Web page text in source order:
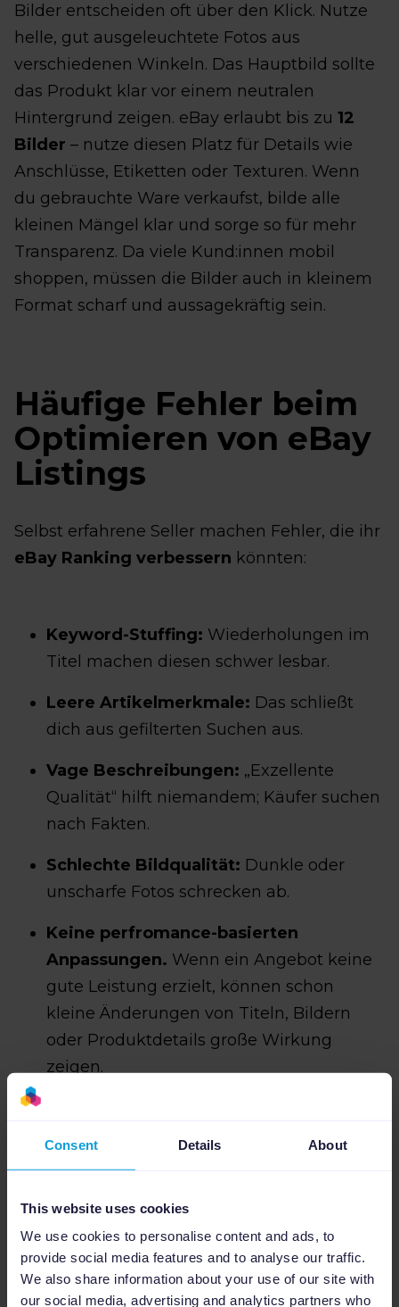
Consent Details About
This website uses cookies
We use cookies to personalise content and ads, to
provide social media features and to analyse our traffic.
We also share information about your use of our site with
our social media, advertising and analytics partners who
Bilder entscheiden oft über den Klick. Nutze
helle, gut ausgeleuchtete Fotos aus
verschiedenen Winkeln. Das Hauptbild sollte
das Produkt klar vor einem neutralen
Hintergrund zeigen. eBay erlaubt bis zu 12
Bilder – nutze diesen Platz für Details wie
Anschlüsse, Etiketten oder Texturen. Wenn
du gebrauchte Ware verkaufst, bilde alle
kleinen Mängel klar und sorge so für mehr
Transparenz. Da viele Kund:innen mobil
shoppen, müssen die Bilder auch in kleinem
Format scharf und aussagekräftig sein.
Häufige Fehler beim
Optimieren von eBay
Listings
Selbst erfahrene Seller machen Fehler, die ihr
eBay Ranking verbessern könnten:
Keyword-Stuffing: Wiederholungen im
Titel machen diesen schwer lesbar.
Leere Artikelmerkmale: Das schließt
dich aus gefilterten Suchen aus.
Vage Beschreibungen: „Exzellente
Qualität“ hilft niemandem; Käufer suchen
nach Fakten.
Schlechte Bildqualität: Dunkle oder
unscharfe Fotos schrecken ab.
Keine perfromance-basierten
Anpassungen. Wenn ein Angebot keine
gute Leistung erzielt, können schon
kleine Änderungen von Titeln, Bildern
oder Produktdetails große Wirkung
zeigen.
SEO mit Channable
Wenn du hunderte oder tausende Produkte